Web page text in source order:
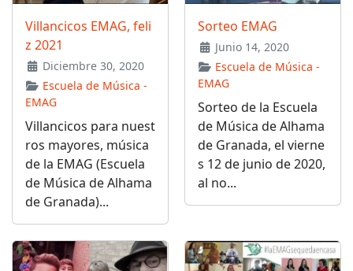
Villancicos EMAG, feli
z 2021
Diciembre 30, 2020
Escuela de Música -
EMAG
Villancicos para nuest
ros mayores, música
de la EMAG (Escuela
de Música de Alhama
de Granada)...
Sorteo EMAG
Junio 14, 2020
Escuela de Música -
EMAG
Sorteo de la Escuela
de Música de Alhama
de Granada, el vierne
s 12 de junio de 2020,
al no...